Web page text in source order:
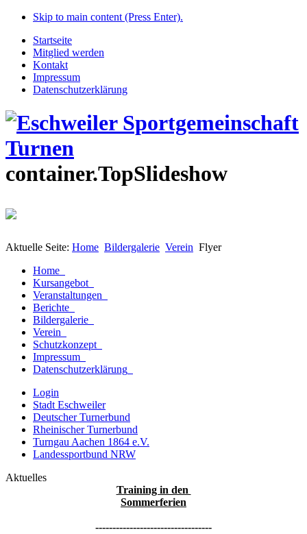
Skip to main content (Press Enter).
Startseite
Mitglied werden
Kontakt
Impressum
Datenschutzerklärung
container.TopSlideshow
Aktuelle Seite: Home Bildergalerie Verein Flyer
Home
Kursangebot
Veranstaltungen
Berichte
Bildergalerie
Verein
Schutzkonzept
Impressum
Datenschutzerklärung
Login
Stadt Eschweiler
Deutscher Turnerbund
Rheinischer Turnerbund
Turngau Aachen 1864 e.V.
Landessportbund NRW
Aktuelles
Training in den
Sommerferien
----------------------------------